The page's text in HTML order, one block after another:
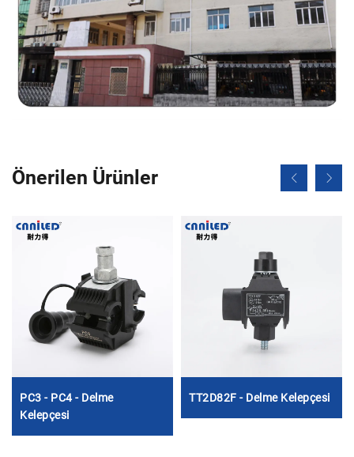
Önerilen Ürünler
PC3 - PC4 - Delme
Kelepçesi
TT2D82F - Delme Kelepçesi